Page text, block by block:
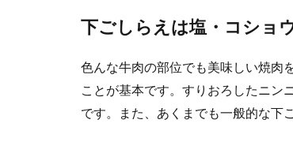
下ごしらえは塩・コショ
色んな牛肉の部位でも美味しい焼肉
ことが基本です。すりおろしたニン
です。また、あくまでも一般的な下